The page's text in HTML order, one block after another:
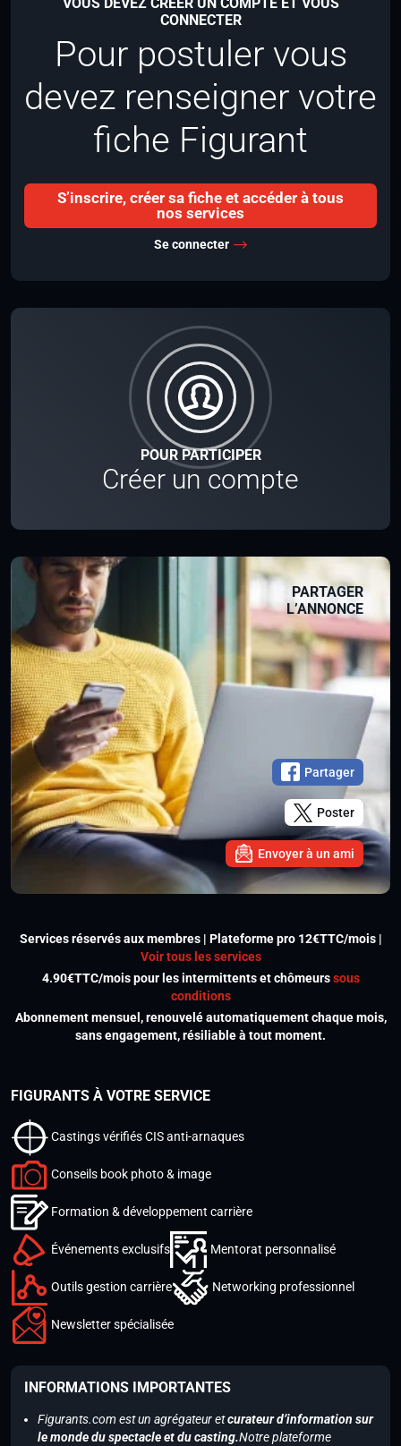
POUR PARTICIPER
Créer un compte
PARTAGER
L’ANNONCE
Partager
Poster
Envoyer à un ami
CONNECTER
Pour postuler vous
devez renseigner votre
fiche Figurant
S’inscrire, créer sa fiche et accéder à tous
nos services
Se connecter
Services réservés aux membres | Plateforme pro 12€TTC/mois |
Voir tous les services
4.90€TTC/mois pour les intermittents et chômeurssous
conditions
Abonnement mensuel, renouvelé automatiquement chaque mois,
sans engagement, résiliable à tout moment.
FIGURANTS À VOTRE SERVICE
Castings vérifiés CIS anti-arnaques
Conseils book photo & image
Formation & développement carrière
Événements exclusifs Mentorat personnalisé
Outils gestion carrière Networking professionnel
Newsletter spécialisée
INFORMATIONS IMPORTANTES
Figurants.com est un agrégateur etcurateur d’information sur
le monde du spectacle et du casting.Notre plateforme